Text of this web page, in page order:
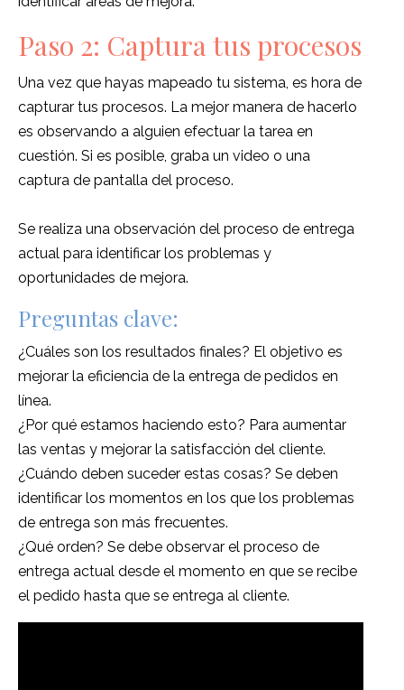
Paso 2: Captura tus procesos
Una vez que hayas mapeado tu sistema, es hora de
capturar tus procesos. La mejor manera de hacerlo
es observando a alguien efectuar la tarea en
cuestión. Si es posible, graba un video o una
captura de pantalla del proceso.
Se realiza una observación del proceso de entrega
actual para identificar los problemas y
oportunidades de mejora.
Preguntas clave:
¿Cuáles son los resultados finales? El objetivo es
mejorar la eficiencia de la entrega de pedidos en
línea.
¿Por qué estamos haciendo esto? Para aumentar
las ventas y mejorar la satisfacción del cliente.
¿Cuándo deben suceder estas cosas? Se deben
identificar los momentos en los que los problemas
de entrega son más frecuentes.
¿Qué orden? Se debe observar el proceso de
entrega actual desde el momento en que se recibe
el pedido hasta que se entrega al cliente.